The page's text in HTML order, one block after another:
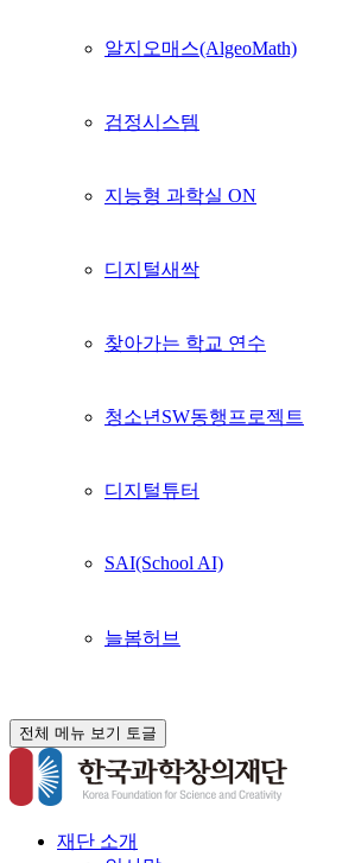
알지오매스(AlgeoMath)
검정시스템
지능형 과학실 ON
디지털새싹
찾아가는 학교 연수
청소년SW동행프로젝트
디지털튜터
SAI(School AI)
늘봄허브
전체 메뉴 보기 토글
재단 소개